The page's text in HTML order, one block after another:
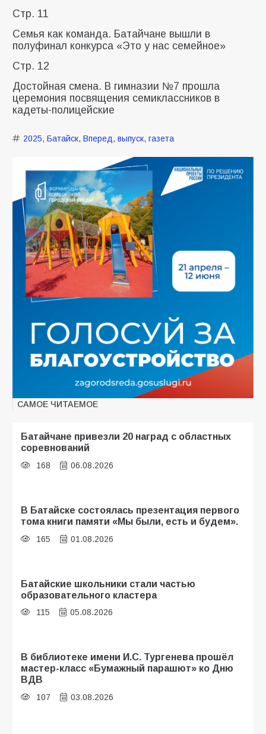
Стр. 11
Семья как команда. Батайчане вышли в
полуфинал конкурса «Это у нас семейное»
Стр. 12
Достойная смена. В гимназии №7 прошла
церемония посвящения семиклассников в
кадеты-полицейские
2025, Батайск, Вперед, выпуск, газета
САМОЕ ЧИТАЕМОЕ
Батайчане привезли 20 наград с областных
соревнований
168 06.08.2026
В Батайске состоялась презентация первого
тома книги памяти «Мы были, есть и будем».
165 01.08.2026
Батайские школьники стали частью
образовательного кластера
115 05.08.2026
В библиотеке имени И.С. Тургенева прошёл
мастер-класс «Бумажный парашют» ко Дню
ВДВ
107 03.08.2026